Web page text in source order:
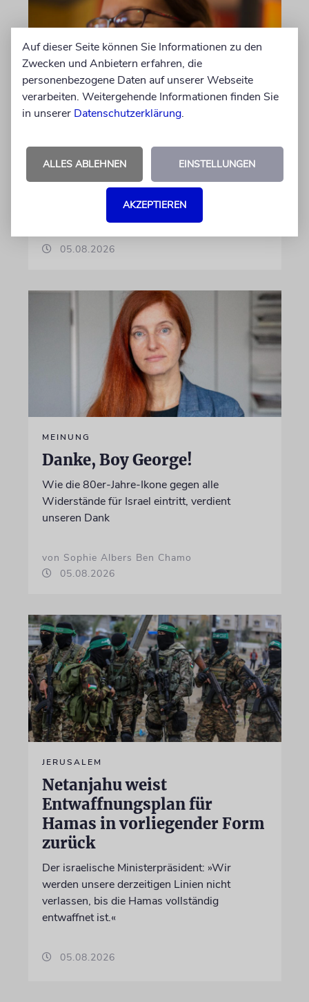
NACHRICHTEN
Preise, Geisel, Beben
Kurzmeldungen aus Israel
05.08.2026
MEINUNG
Danke, Boy George!
Wie die 80er-Jahre-Ikone gegen alle
Widerstände für Israel eintritt, verdient
unseren Dank
von Sophie Albers Ben Chamo
05.08.2026
JERUSALEM
Netanjahu weist
Entwaffnungsplan für
Hamas in vorliegender Form
zurück
Der israelische Ministerpräsident: »Wir
werden unsere derzeitigen Linien nicht
verlassen, bis die Hamas vollständig
entwaffnet ist.«
05.08.2026
Auf dieser Seite können Sie Informationen zu den
Zwecken und Anbietern erfahren, die
personenbezogene Daten auf unserer Webseite
verarbeiten. Weitergehende Informationen finden Sie
in unserer Datenschutzerklärung.
ALLES ABLEHNEN EINSTELLUNGEN
AKZEPTIEREN